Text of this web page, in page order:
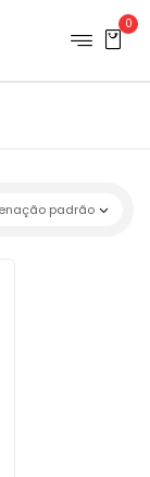
0
padrão